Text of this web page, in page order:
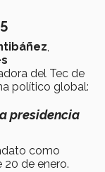
,
del Tec de
político global:
presidencia
como
20 de enero.